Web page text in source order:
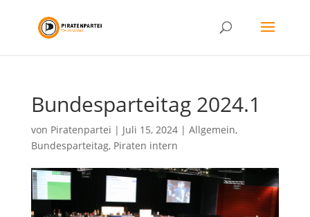
Bundesparteitag 2024.1
von Piratenpartei | Juli 15, 2024| Allgemein,
Bundesparteitag, Piraten intern